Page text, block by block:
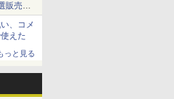
販売の
、コメ
えた
っと見る